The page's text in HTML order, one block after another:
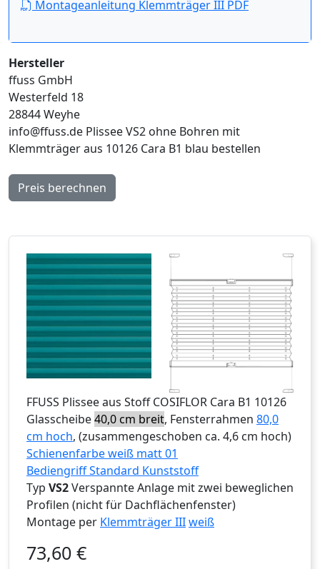
Montageanleitung Klemmträger III PDF
Hersteller
ffuss GmbH
Westerfeld 18
28844 Weyhe
info@ffuss.de Plissee VS2 ohne Bohren mit
Klemmträger aus 10126 Cara B1 blau bestellen
Preis berechnen
FFUSS Plissee aus Stoff COSIFLOR Cara B1 10126
Glasscheibe40,0 cm breit, Fensterrahmen 80,0
cm hoch, (zusammengeschoben ca. 4,6 cm hoch)
Schienenfarbe weiß matt 01
Bediengriff Standard Kunststoff
Typ VS2Verspannte Anlage mit zwei beweglichen
Profilen (nicht für Dachflächenfenster)
Montage per Klemmträger IIIweiß
73,60 €